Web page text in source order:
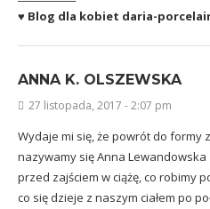
♥ Blog dla kobiet daria-
ANNA K. OLSZEWSKA
27 listopada, 2017 - 2:07 pm
Wydaje mi się, że powrót do formy
nazywamy się Anna Lewandowska
przed zajściem w ciążę, co robimy
co się dzieje z naszym ciałem po